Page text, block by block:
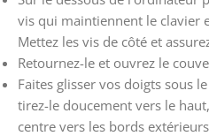
vis qui maintiennent le clavier
Mettez les vis de côté et
Retournez-le et ouvrez le
Faites glisser vos doigts sous
tirez-le doucement vers le
centre vers les bords